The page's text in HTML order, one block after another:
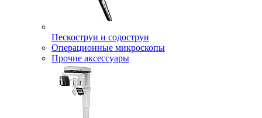
Пескоструи и содоструи
Операционные микроскопы
Прочие аксессуары